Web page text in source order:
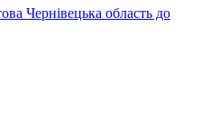
Чернівецька область до